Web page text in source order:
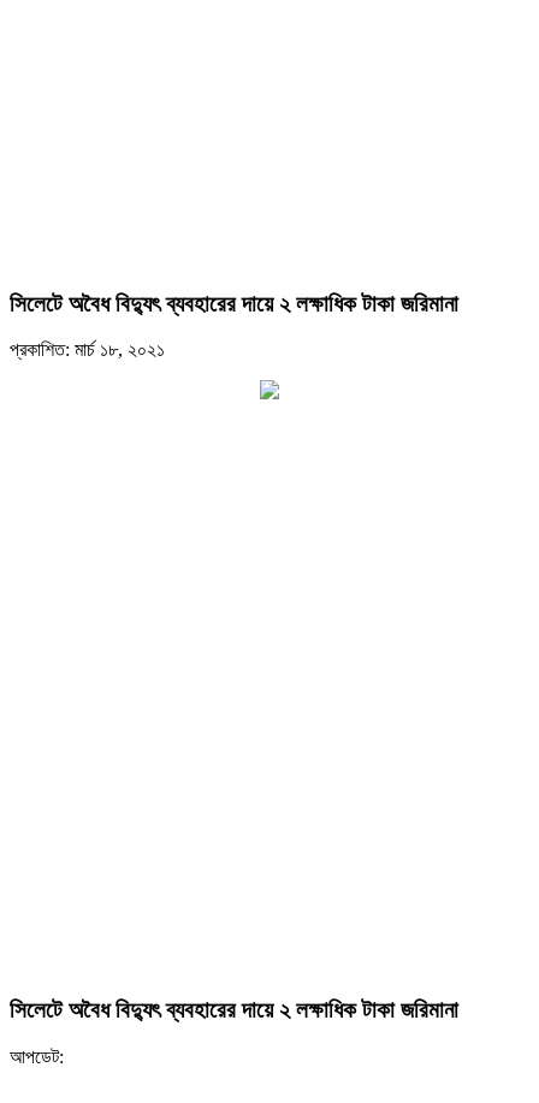
সিলেটে অবৈধ বিদ্যুৎ ব্যবহারের দায়ে ২ লক্ষাধিক টাকা জরিমানা
প্রকাশিত: মার্চ ১৮, ২০২১
সিলেটে অবৈধ বিদ্যুৎ ব্যবহারের দায়ে ২ লক্ষাধিক টাকা জরিমানা
আপডেট: